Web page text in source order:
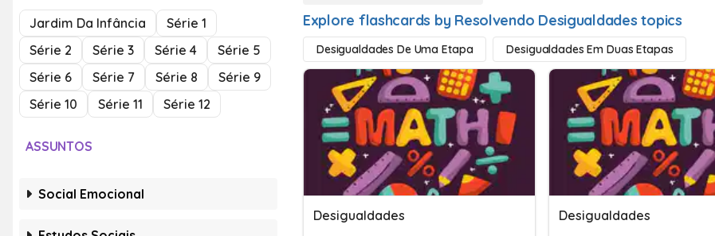
Jardim Da Infância
Série 1
Série 2
Série 3 Série 4
Série 5
Série 6
Série 7 Série 8
Série 9
Série 10
Série 11 Série 12
ASSUNTOS
Social Emocional
Explore flashcards by Resolvendo Desigualdades topics
Desigualdades De Uma Etapa Desigualdades Em Duas Etapas
Desigualdades Desigualdades